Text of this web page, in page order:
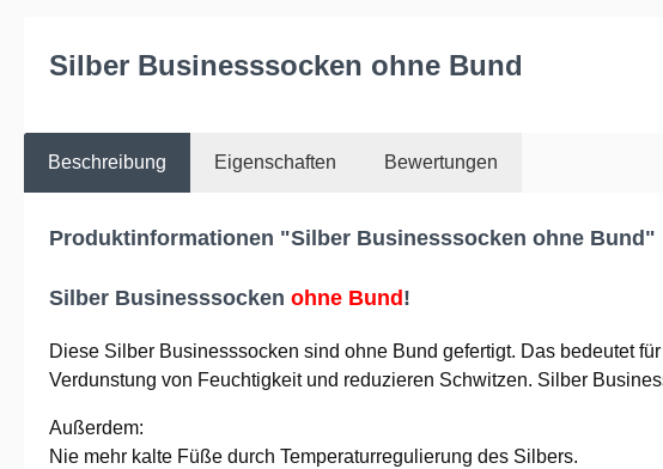
Silber Businesssocken ohne Bund
Beschreibung Eigenschaften Bewertungen
Produktinformationen "Silber Businesssocken ohne Bund"
Silber Businesssocken ohne Bund !
Diese Silber Businesssocken sind ohne Bund gefertigt. Das bedeutet
Verdunstung von Feuchtigkeit und reduzieren Schwitzen. Silber
Außerdem:
Nie mehr kalte Füße durch Temperaturregulierung des Silbers.